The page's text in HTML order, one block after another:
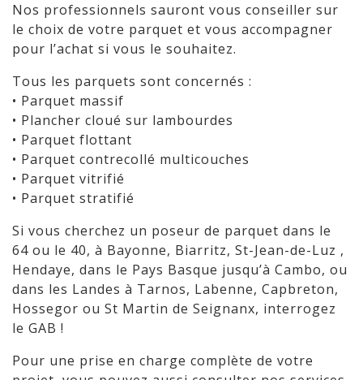
Nos professionnels sauront vous conseiller sur
le choix de votre parquet et vous accompagner
pour l’achat si vous le souhaitez.
Tous les parquets sont concernés :
• Parquet massif
• Plancher cloué sur lambourdes
• Parquet flottant
• Parquet contrecollé multicouches
• Parquet vitrifié
• Parquet stratifié
Si vous cherchez un poseur de parquet dans le
64 ou le 40, à Bayonne, Biarritz, St-Jean-de-Luz ,
Hendaye, dans le Pays Basque jusqu’à Cambo, ou
dans les Landes à Tarnos, Labenne, Capbreton,
Hossegor ou St Martin de Seignanx, interrogez
le GAB !
Pour une prise en charge complète de votre